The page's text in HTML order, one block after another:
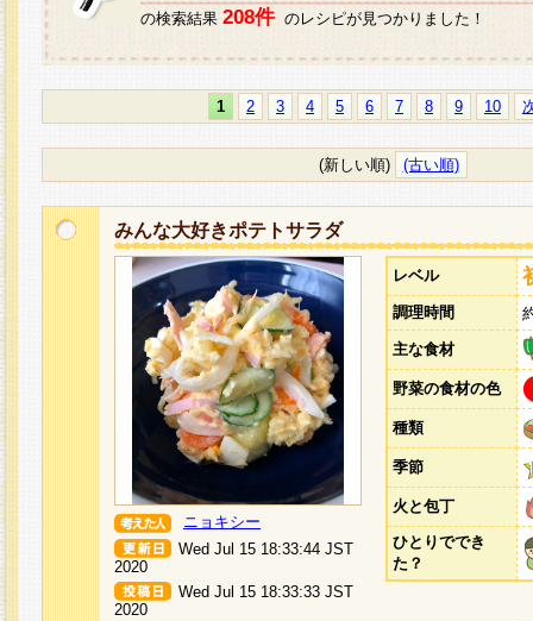
の検索結果 208件のレシピが見つかりました！
1 2 3 4 5 6 7 8 9 10
(新しい順) (古い順)
みんな大好きポテトサラダ
ニョキシー
Wed Jul 15 18:33:44 JST
2020
Wed Jul 15 18:33:33 JST
2020
レベル
調理時間
主な食材
野菜の食材の色
種類
季節
火と包丁
ひとりででき
た？